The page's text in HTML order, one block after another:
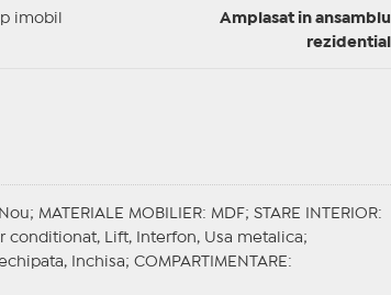
imobil
Amplasat in ansamblu
rezidential
MATERIALE MOBILIER: MDF; STARE INTERIOR:
conditionat, Lift, Interfon, Usa metalica;
Inchisa; COMPARTIMENTARE :